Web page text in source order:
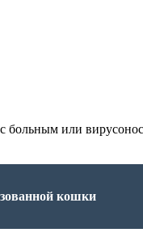
или
кошки